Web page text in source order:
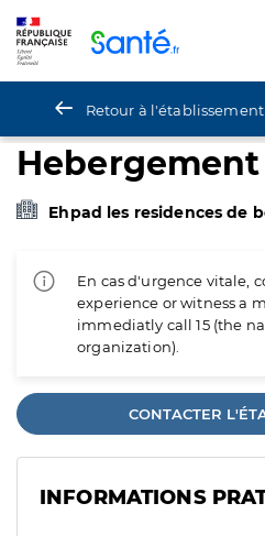
Retour à l'établissement
Ehpad les residences de
En cas d'urgence vitale,
experience or witness a
immediatly call 15 (the
organization).
CONTACTER
INFORMATIONS